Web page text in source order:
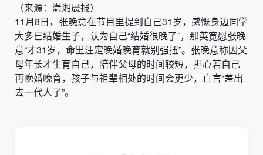
（来源：潇湘晨报）
11月8日，张晚意在节目里提到自己31岁，感慨身边同学
大多已结婚生子，认为自己“结婚很晚了”，那英宽慰张晚
意“才31岁，命里注定晚婚晚育就别强扭”。张晚意称因父
母年长才生育自己，陪伴父母的时间较短，担心若自己
再晚婚晚育，孩子与祖辈相处的时间会更少，直言“差出
去一代人了”。